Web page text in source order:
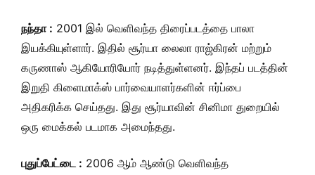
நந்தா : 2001 இல் வெளிவந்த திரைப்படத்தை பாலா
இயக்கியுள்ளார். இதில் சூர்யா லைலா ராஜ்கிரன் மற்றும்
கருணாஸ் ஆகியோரியோர் நடித்துள்ளனர். இந்தப் படத்தின்
இறுதி கிளைமாக்ஸ் பார்வையாளர்களின் ஈர்ப்பை
அதிகரிக்க செய்தது. இது சூர்யாவின் சினிமா துறையில்
ஒரு மைக்கல் படமாக அமைந்தது.
புதுப்பேட்டை : 2006 ஆம் ஆண்டு வெளிவந்த